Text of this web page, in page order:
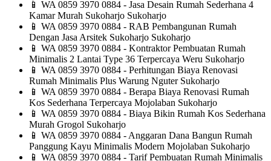
📱 WA 0859 3970 0884 - Jasa Desain Rumah Sederhana 4
Kamar Murah Sukoharjo Sukoharjo
📱 WA 0859 3970 0884 - RAB Pembangunan Rumah
Dengan Jasa Arsitek Sukoharjo Sukoharjo
📱 WA 0859 3970 0884 - Kontraktor Pembuatan Rumah
Minimalis 2 Lantai Type 36 Terpercaya Weru Sukoharjo
📱 WA 0859 3970 0884 - Perhitungan Biaya Renovasi
Rumah Minimalis Plus Warung Nguter Sukoharjo
📱 WA 0859 3970 0884 - Berapa Biaya Renovasi Rumah
Kos Sederhana Terpercaya Mojolaban Sukoharjo
📱 WA 0859 3970 0884 - Biaya Bikin Rumah Kos Sederhana
Murah Grogol Sukoharjo
📱 WA 0859 3970 0884 - Anggaran Dana Bangun Rumah
Panggung Kayu Minimalis Modern Mojolaban Sukoharjo
📱 WA 0859 3970 0884 - Tarif Pembuatan Rumah Minimalis